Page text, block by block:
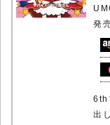
発
6th
出